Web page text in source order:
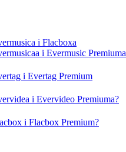
i Flacboxa
i Evermusic Premiuma
i Evertag Premium
i Evervideo Premiuma?
i Flacbox Premium?